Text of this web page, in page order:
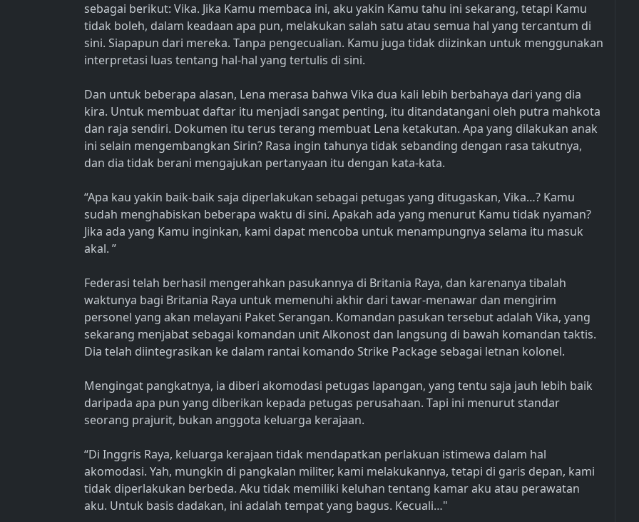
sebagai berikut: Vika. Jika Kamu membaca ini, aku yakin Kamu tahu ini sekarang, tetapi Kamu
tidak boleh, dalam keadaan apa pun, melakukan salah satu atau semua hal yang tercantum di
sini. Siapapun dari mereka. Tanpa pengecualian. Kamu juga tidak diizinkan untuk menggunakan
interpretasi luas tentang hal-hal yang tertulis di sini.
Dan untuk beberapa alasan, Lena merasa bahwa Vika dua kali lebih berbahaya dari yang dia
kira. Untuk membuat daftar itu menjadi sangat penting, itu ditandatangani oleh putra mahkota
dan raja sendiri. Dokumen itu terus terang membuat Lena ketakutan. Apa yang dilakukan anak
ini selain mengembangkan Sirin? Rasa ingin tahunya tidak sebanding dengan rasa takutnya,
dan dia tidak berani mengajukan pertanyaan itu dengan kata-kata.
“Apa kau yakin baik-baik saja diperlakukan sebagai petugas yang ditugaskan, Vika…? Kamu
sudah menghabiskan beberapa waktu di sini. Apakah ada yang menurut Kamu tidak nyaman?
Jika ada yang Kamu inginkan, kami dapat mencoba untuk menampungnya selama itu masuk
akal. ”
Federasi telah berhasil mengerahkan pasukannya di Britania Raya, dan karenanya tibalah
waktunya bagi Britania Raya untuk memenuhi akhir dari tawar-menawar dan mengirim
personel yang akan melayani Paket Serangan. Komandan pasukan tersebut adalah Vika, yang
sekarang menjabat sebagai komandan unit Alkonost dan langsung di bawah komandan taktis.
Dia telah diintegrasikan ke dalam rantai komando Strike Package sebagai letnan kolonel.
Mengingat pangkatnya, ia diberi akomodasi petugas lapangan, yang tentu saja jauh lebih baik
daripada apa pun yang diberikan kepada petugas perusahaan. Tapi ini menurut standar
seorang prajurit, bukan anggota keluarga kerajaan.
“Di Inggris Raya, keluarga kerajaan tidak mendapatkan perlakuan istimewa dalam hal
akomodasi. Yah, mungkin di pangkalan militer, kami melakukannya, tetapi di garis depan, kami
tidak diperlakukan berbeda. Aku tidak memiliki keluhan tentang kamar aku atau perawatan
aku. Untuk basis dadakan, ini adalah tempat yang bagus. Kecuali…"